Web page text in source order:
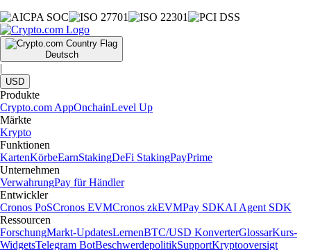
Deutsch
|
USD
Produkte
Crypto.com AppOnchainLevel Up
Märkte
Krypto
Funktionen
KartenKörbeEarnStakingDeFi StakingPayPrime
Unternehmen
VerwahrungPay für Händler
Entwickler
Cronos PoSCronos EVMCronos zkEVMPay SDKAI Agent SDK
Ressourcen
ForschungMarkt-UpdatesLernenBTC/USD KonverterGlossarKurs-
WidgetsTelegram BotBeschwerdepolitikSupportKryptooversigt